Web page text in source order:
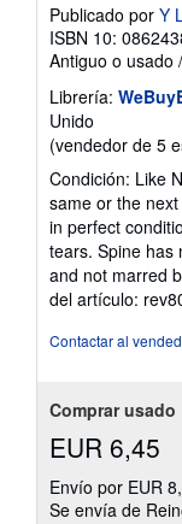
Publicado por Y
ISBN 10:
Antiguo o usado /
Librería:
Unido
(vendedor de 5
Condición: Like
same or the
in perfect
tears. Spine has
and not marred
del artículo:
Contactar al
Comprar usado
EUR 6,45
Envío por EUR
Se envía de